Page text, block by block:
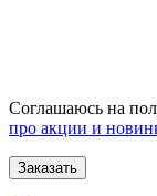
Соглашаюсь на
про акции и